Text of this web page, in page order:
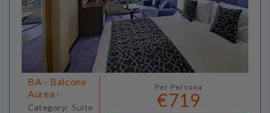
BA - Balcone
Aurea -
Category: Suite
Per Persona
€719